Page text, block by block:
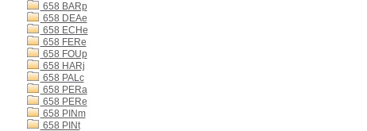
658 BARp
658 DEAe
658 ECHe
658 FERe
658 FOUp
658 HARj
658 PALc
658 PERa
658 PERe
658 PINm
658 PINt